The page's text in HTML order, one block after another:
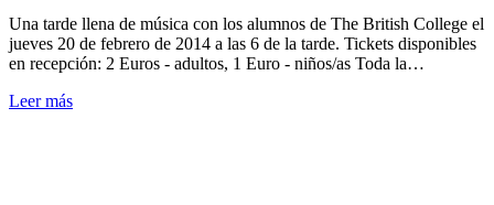
Una tarde llena de música con los alumnos de The British College el
jueves 20 de febrero de 2014 a las 6 de la tarde. Tickets disponibles
en recepción: 2 Euros - adultos, 1 Euro - niños/as Toda la…
Leer más